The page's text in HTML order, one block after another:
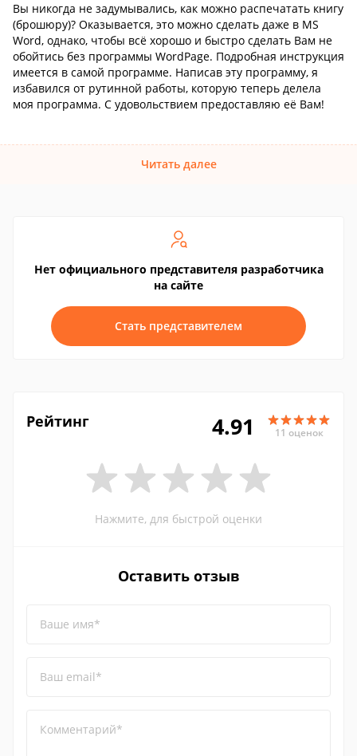
Вы никогда не задумывались, как можно распечатать книгу
(брошюру)? Оказывается, это можно сделать даже в MS
Word, однако, чтобы всё хорошо и быстро сделать Вам не
обойтись без программы WordPage. Подробная инструкция
имеется в самой программе. Написав эту программу, я
избавился от рутинной работы, которую теперь делела
моя программа. С удовольствием предоставляю её Вам!
Читать далее
Нет официального представителя разработчика
на сайте
Стать представителем
Рейтинг 4.91 11 оценок
Нажмите, для быстрой оценки
Оставить отзыв
Ваше имя*
Ваш email*
Комментарий*